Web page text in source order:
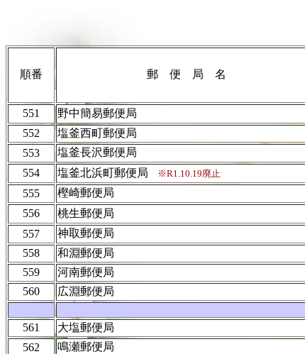
順番 郵 便 局 名
551 野中簡易郵便局
552
塩釜西町郵便局
553
塩釜長沢郵便局
554
塩釜北浜町郵便局 ※R1.10.19廃止
555
樫崎郵便局
556
桃生郵便局
557
神取郵便局
558
和淵郵便局
559
河南郵便局
560
広淵郵便局
561 大塩郵便局
562
鳴瀬郵便局